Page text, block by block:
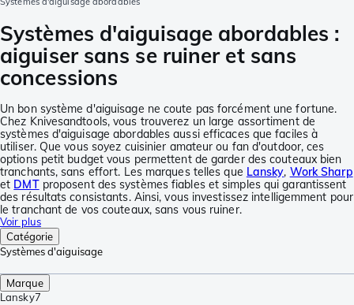
Systèmes d'aiguisage abordables :
aiguiser sans se ruiner et sans
concessions
Un bon système d'aiguisage ne coute pas forcément une fortune.
Chez Knivesandtools, vous trouverez un large assortiment de
systèmes d'aiguisage abordables aussi efficaces que faciles à
utiliser. Que vous soyez cuisinier amateur ou fan d'outdoor, ces
options petit budget vous permettent de garder des couteaux bien
tranchants, sans effort. Les marques telles que Lansky, Work Sharp
et DMTproposent des systèmes fiables et simples qui garantissent
des résultats consistants. Ainsi, vous investissez intelligemment pour
le tranchant de vos couteaux, sans vous ruiner.
Voir plus
Catégorie
Systèmes d'aiguisage
Marque
Lansky7